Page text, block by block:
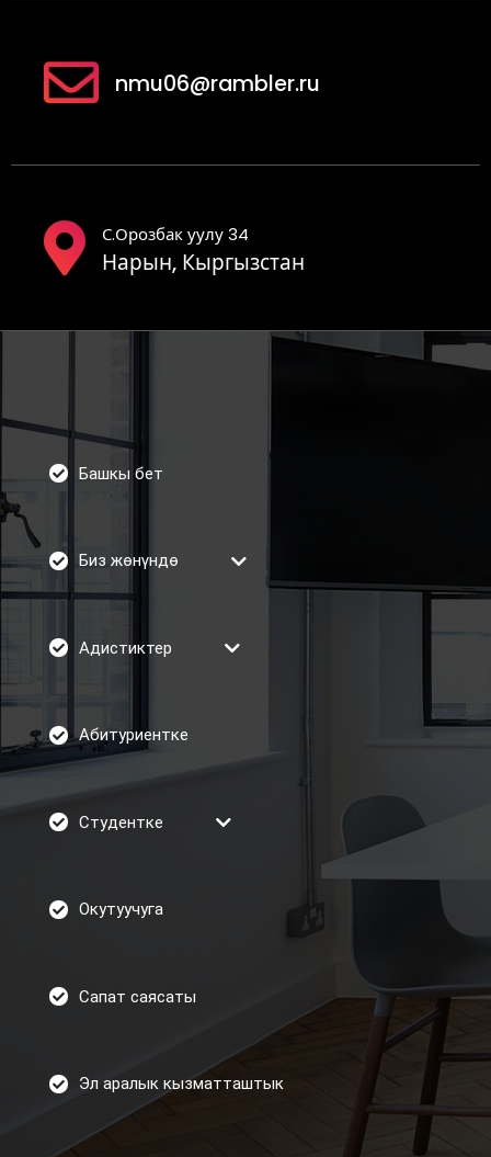
nmu06@rambler.ru
С.Орозбак уулу 34
Нарын, Кыргызстан
Башкы бет
Биз жөнүндө
Адистиктер
Абитуриентке
Студентке
Окутуучуга
Сапат саясаты
Эл аралык кызматташтык